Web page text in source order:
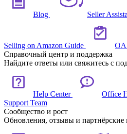
Blog Seller
Selling on Amazon Guide
OA
Справочный центр и поддержка
Найдите ответы или свяжитесь с
Help Center Office
Support Team
Сообщество и рост
Обновления, отзывы и